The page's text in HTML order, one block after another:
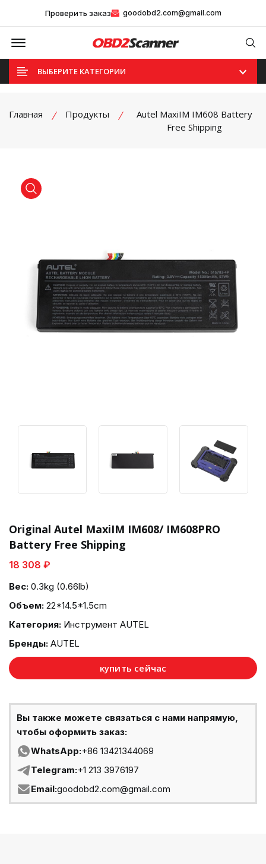
Проверить заказ goodobd2.com@gmail.com
Offcanvas Menu Open
ВЫБЕРИТЕ КАТЕГОРИИ
Главная Продукты
Autel MaxiIM IM608 Battery
Free Shipping
product view
Original Autel MaxiIM IM608/ IM608PRO
Battery Free Shipping
18 308 ₽
Вес: 0.3kg (0.66lb)
Объем: 22*14.5*1.5cm
Категория: Инструмент AUTEL
Бренды: AUTEL
купить сейчас
Вы также можете связаться с нами напрямую,
чтобы оформить заказ:
WhatsApp:+86 13421344069
Telegram:+1 213 3976197
Email:goodobd2.com@gmail.com